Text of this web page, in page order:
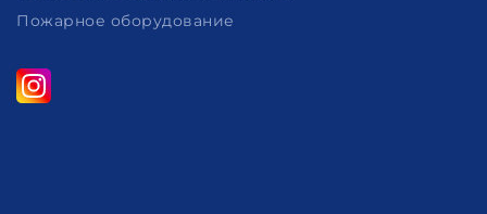
Пожарное оборудование